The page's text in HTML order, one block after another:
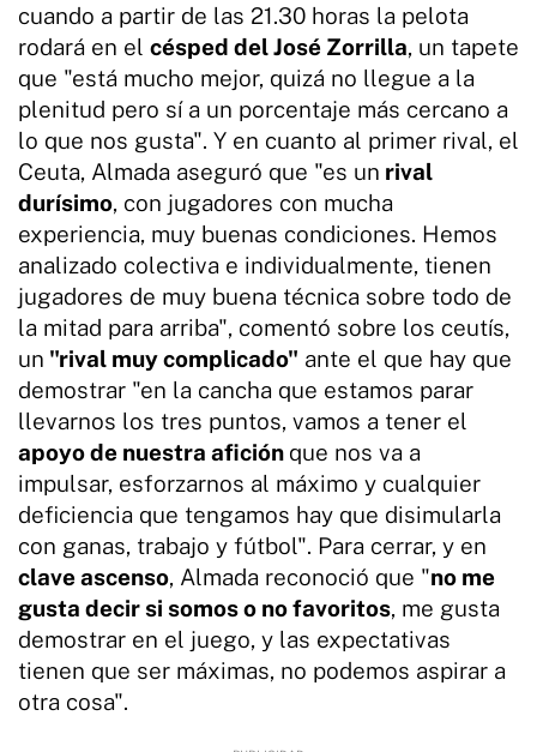
cuando a partir de las 21.30 horas la pelota
rodará en el césped del José Zorrilla, un tapete
que "está mucho mejor, quizá no llegue a la
plenitud pero sí a un porcentaje más cercano a
lo que nos gusta". Y en cuanto al primer rival, el
Ceuta, Almada aseguró que "es un rival
durísimo, con jugadores con mucha
experiencia, muy buenas condiciones. Hemos
analizado colectiva e individualmente, tienen
jugadores de muy buena técnica sobre todo de
la mitad para arriba", comentó sobre los ceutís,
un "rival muy complicado" ante el que hay que
demostrar "en la cancha que estamos parar
llevarnos los tres puntos, vamos a tener el
apoyo de nuestra afición que nos va a
impulsar, esforzarnos al máximo y cualquier
deficiencia que tengamos hay que disimularla
con ganas, trabajo y fútbol". Para cerrar, y en
clave ascenso, Almada reconoció que "no me
gusta decir si somos o no favoritos, me gusta
demostrar en el juego, y las expectativas
tienen que ser máximas, no podemos aspirar a
otra cosa".